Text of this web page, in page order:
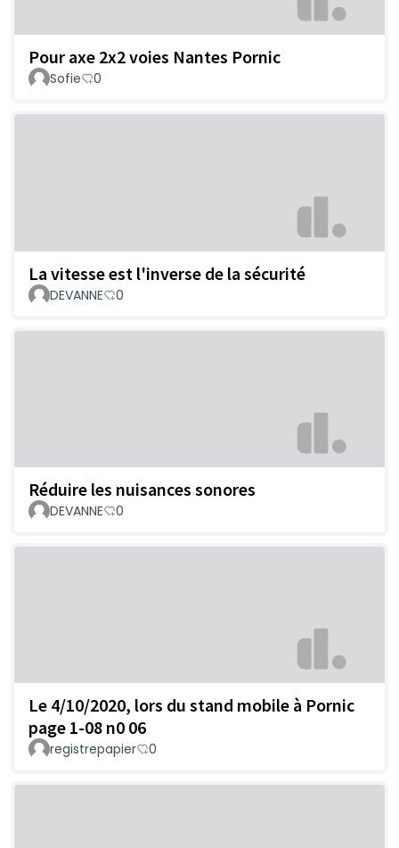
Pour axe 2x2 voies Nantes Pornic
Sofie 0
La vitesse est l'inverse de la sécurité
DEVANNE 0
Réduire les nuisances sonores
DEVANNE 0
Le 4/10/2020, lors du stand mobile à Pornic
page 1-08 n0 06
registrepapier 0